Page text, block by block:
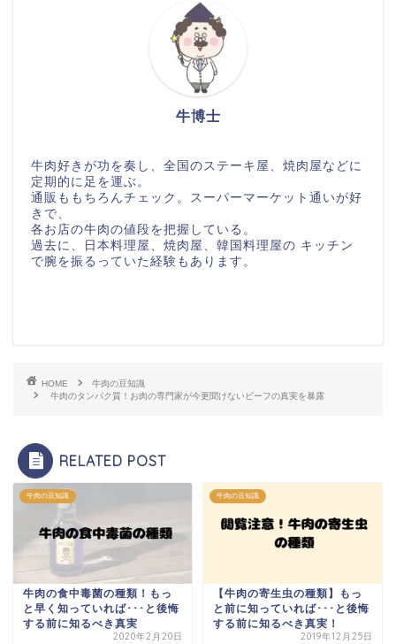
牛博士
牛肉好きが功を奏し、全国のステーキ屋、焼肉屋などに
定期的に足を運ぶ。
通販ももちろんチェック。スーパーマーケット通いが好
きで、
各お店の牛肉の値段を把握している。
過去に、日本料理屋、焼肉屋、韓国料理屋の キッチン
で腕を振るっていた経験もあります。
HOME
牛肉の豆知識
牛肉のタンパク質！お肉の専門家が今更聞けないビーフの真実を暴露
RELATED POST
牛肉の豆知識
牛肉の食中毒菌の種類！もっ
と早く知っていれば･･･と後悔
する前に知るべき真実
2020年2月20日
牛肉の豆知識
【牛肉の寄生虫の種類】もっ
と前に知っていれば･･･と後悔
する前に知るべき真実！
2019年12月25日